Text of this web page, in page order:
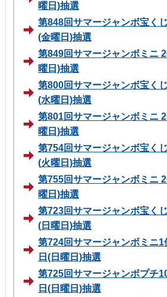
曜日)抽選
第848回サマージャンボ宝く
(金曜日)抽選
第849回サマージャンボミニ
曜日)抽選
第800回サマージャンボ宝く
(水曜日)抽選
第801回サマージャンボミニ
曜日)抽選
第754回サマージャンボ宝く
(火曜日)抽選
第755回サマージャンボミニ
曜日)抽選
第723回サマージャンボ宝く
(日曜日)抽選
第724回サマージャンボミニ
日(日曜日)抽選
第725回サマージャンボプチ
日(日曜日)抽選